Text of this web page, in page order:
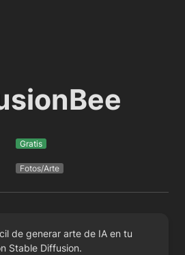
Gratis
Fotos/Arte
de generar arte de IA en tu
Stable Diffusion.